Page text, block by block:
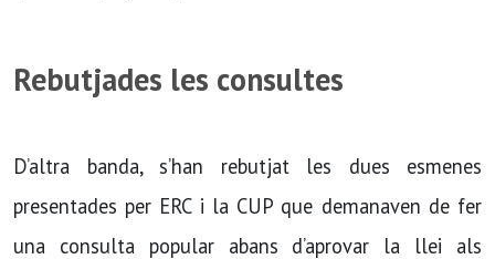
Rebutjades les consultes
D’altra banda, s’han rebutjat les dues esmenes
presentades per ERC i la CUP que demanaven de fer
una consulta popular abans d’aprovar la llei als